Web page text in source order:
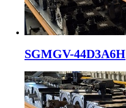
SGMGV-44D3A6H